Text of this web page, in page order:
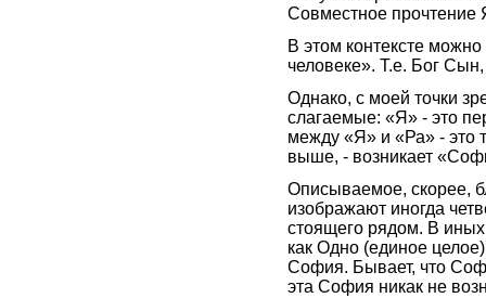
Совместное прочтение
В этом контексте
человеке». Т.е. Бог
Однако, с моей точки
слагаемые: «Я» - это
между «Я» и «Ра» - это
выше, - возникает
Описываемое, скорее,
изображают иногда
стоящего рядом. В
как Одно (единое
София. Бывает, что
эта София никак не